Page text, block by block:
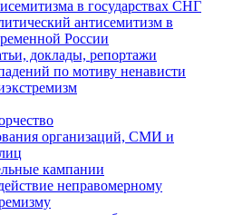
в государствах СНГ
антисемитизм в
России
доклады, репортажи
по мотиву ненависти
организаций, СМИ и
кампании
неправомерному